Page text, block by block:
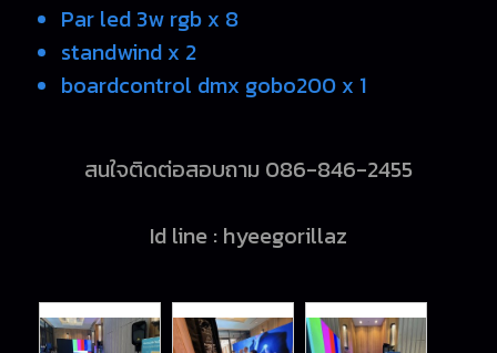
Par led 3w rgb x 8
standwind x 2
boardcontrol dmx gobo200 x 1
สนใจติดต่อสอบถาม 086-846-2455
Id line : hyeegorillaz